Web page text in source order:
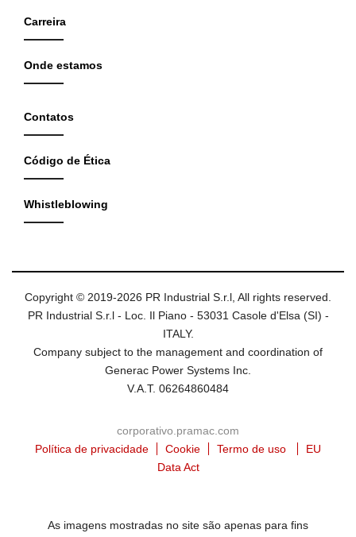
Carreira
Onde estamos
Contatos
Código de Ética
Whistleblowing
Copyright © 2019-2026 PR Industrial S.r.l, All rights reserved.
PR Industrial S.r.l - Loc. Il Piano - 53031 Casole d'Elsa (SI) -
ITALY.
Company subject to the management and coordination of
Generac Power Systems Inc.
V.A.T. 06264860484
corporativo.pramac.com
Política de privacidade
Cookie Termo de uso
EU
Data Act
As imagens mostradas no site são apenas para fins